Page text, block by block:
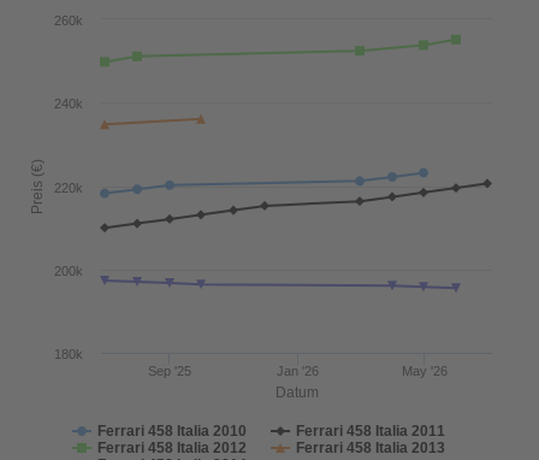
Datum
Preis (€)
Ferrari 458 Italia 2010
Ferrari 458 Italia 2011
Ferrari 458 Italia 2012
Ferrari 458 Italia 2013
Jan '26
Sep '25 May '26
220k
200k
240k
260k
180k